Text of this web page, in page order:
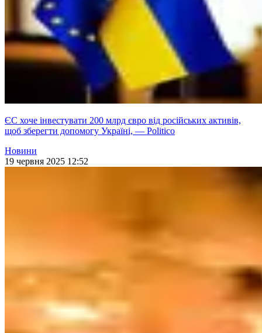
ЄС хоче інвестувати 200 млрд євро від російських активів,
щоб зберегти допомогу Україні, — Politico
Новини
19 червня 2025 12:52